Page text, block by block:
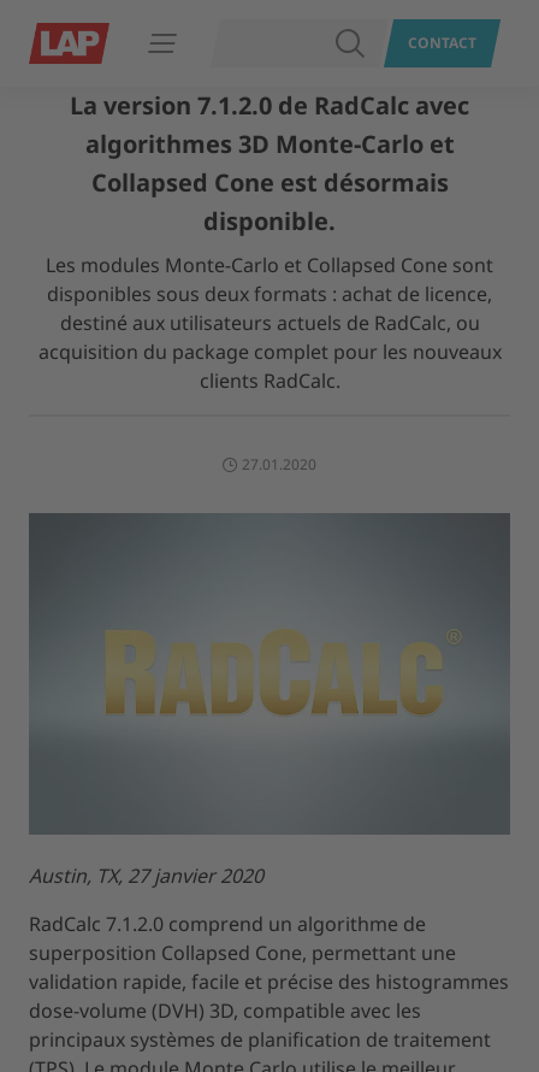
Ouvrir le menu RECHERCHER
CONTACT
La version 7.1.2.0 de RadCalc avec
algorithmes 3D Monte-Carlo et
Collapsed Cone est désormais
disponible.
Les modules Monte-Carlo et Collapsed Cone sont
disponibles sous deux formats : achat de licence,
destiné aux utilisateurs actuels de RadCalc, ou
acquisition du package complet pour les nouveaux
clients RadCalc.
27.01.2020
Austin, TX, 27 janvier 2020
RadCalc 7.1.2.0 comprend un algorithme de
superposition Collapsed Cone, permettant une
validation rapide, facile et précise des histogrammes
dose-volume (DVH) 3D, compatible avec les
principaux systèmes de planification de traitement